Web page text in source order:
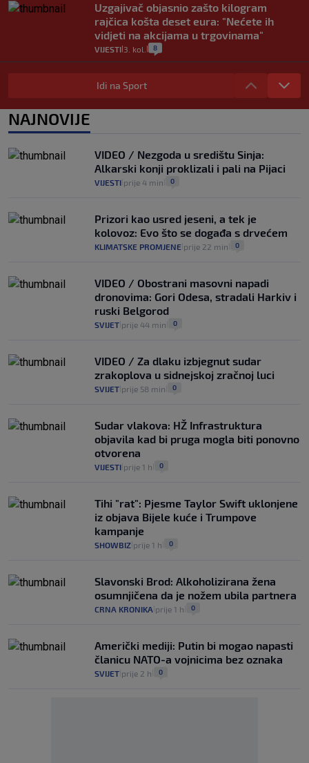
Uzgajivač objasnio zašto kilogram
rajčica košta deset eura: "Nećete ih
vidjeti na akcijama u trgovinama"
VIJESTI 3. kol. 8
Selidba je jedno od stresnijih iskustava.
Evo aktualnih cijena i nekoliko savjeta
0
automobilom na Hvar iz Zagreba, a
koliko iz Osijeka
14
Idi na Sport
NAJNOVIJE
VIDEO / Nezgoda u središtu Sinja:
Alkarski konji proklizali i pali na Pijaci
VIJESTI prije 4 min 0
Prizori kao usred jeseni, a tek je
kolovoz: Evo što se događa s drvećem
KLIMATSKE PROMJENE prije 22 min 0
VIDEO / Obostrani masovni napadi
dronovima: Gori Odesa, stradali Harkiv i
ruski Belgorod
SVIJET prije 44 min 0
VIDEO / Za dlaku izbjegnut sudar
zrakoplova u sidnejskoj zračnoj luci
SVIJET prije 58 min 0
Sudar vlakova: HŽ Infrastruktura
objavila kad bi pruga mogla biti ponovno
otvorena
VIJESTI prije 1 h 0
Tihi "rat": Pjesme Taylor Swift uklonjene
iz objava Bijele kuće i Trumpove
kampanje
SHOWBIZ prije 1 h 0
Slavonski Brod: Alkoholizirana žena
osumnjičena da je nožem ubila partnera
CRNA KRONIKA prije 1 h 0
Američki mediji: Putin bi mogao napasti
članicu NATO-a vojnicima bez oznaka
SVIJET prije 2 h 0